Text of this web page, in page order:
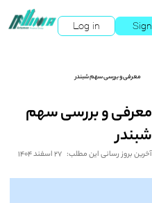
Log in
معرفی و بررسی سهم شبندر
معرفی و بررسی سهم
شبندر
آخرین بروز رسانی این مطلب: 27 اسفند 1404